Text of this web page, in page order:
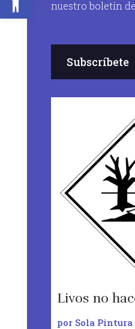
nuestro boletín
Subscríbete
Livos no
por Sola Pintura